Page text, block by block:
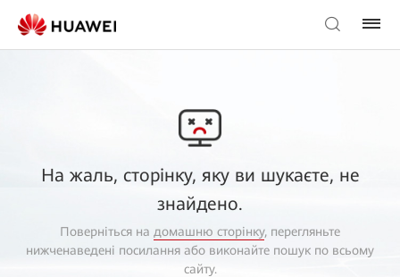
На жаль, сторінку, яку ви шукаєте, не
знайдено.
Поверніться на домашню сторінку, перегляньте
нижченаведені посилання або виконайте пошук по всьому
сайту.